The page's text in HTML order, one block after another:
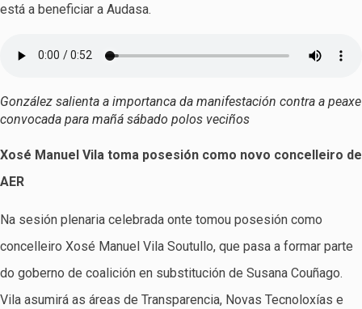
está a beneficiar a Audasa.
González salienta a importanca da manifestación contra a peaxe
convocada para mañá sábado polos veciños
Xosé Manuel Vila toma posesión como novo concelleiro de
AER
Na sesión plenaria celebrada onte tomou posesión como
concelleiro Xosé Manuel Vila Soutullo, que pasa a formar parte
do goberno de coalición en substitución de Susana Couñago.
Vila asumirá as áreas de Transparencia, Novas Tecnoloxías e